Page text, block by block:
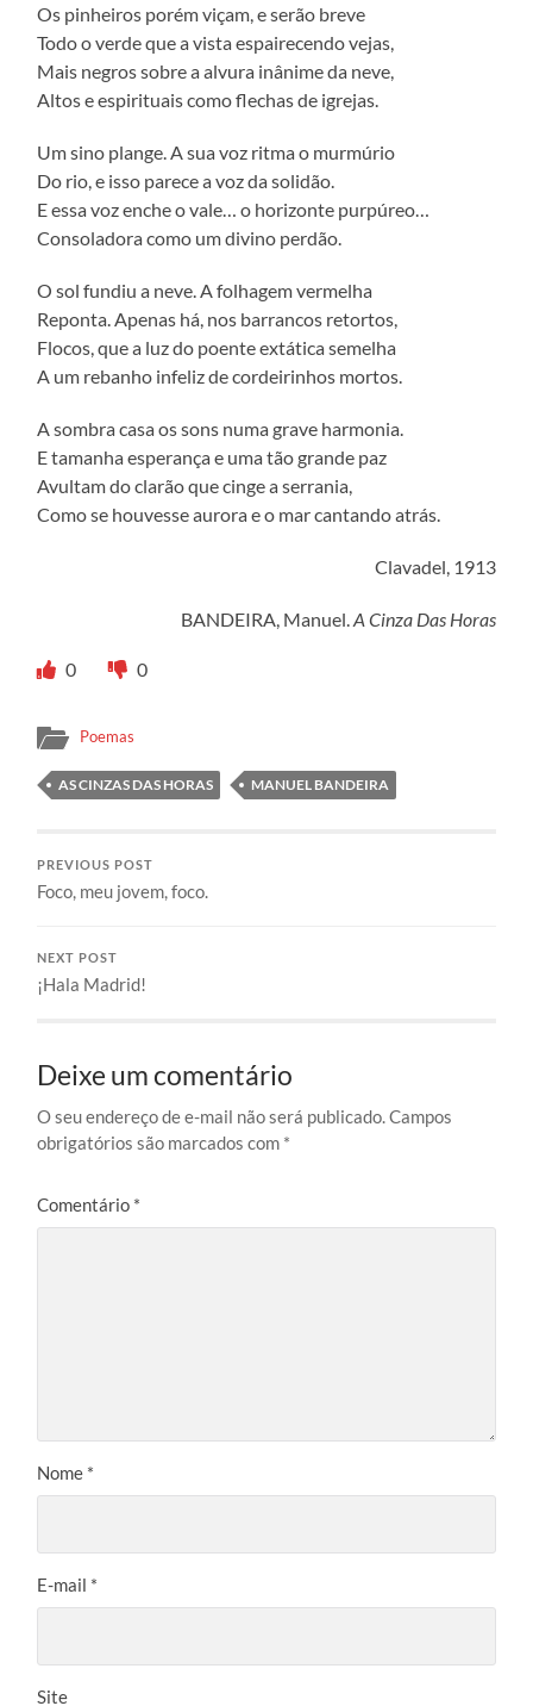
Os pinheiros porém viçam, e serão breve
Todo o verde que a vista espairecendo vejas,
Mais negros sobre a alvura inânime da neve,
Altos e espirituais como flechas de igrejas.
Um sino plange. A sua voz ritma o murmúrio
Do rio, e isso parece a voz da solidão.
E essa voz enche o vale… o horizonte purpúreo…
Consoladora como um divino perdão.
O sol fundiu a neve. A folhagem vermelha
Reponta. Apenas há, nos barrancos retortos,
Flocos, que a luz do poente extática semelha
A um rebanho infeliz de cordeirinhos mortos.
A sombra casa os sons numa grave harmonia.
E tamanha esperança e uma tão grande paz
Avultam do clarão que cinge a serrania,
Como se houvesse aurora e o mar cantando atrás.
Clavadel, 1913
BANDEIRA, Manuel. A Cinza Das Horas
0 0
Poemas
AS CINZAS DAS HORAS MANUEL BANDEIRA
PREVIOUS POST
Foco, meu jovem, foco.
NEXT POST
¡Hala Madrid!
Deixe um comentário
O seu endereço de e-mail não será publicado. Campos
obrigatórios são marcados com *
Comentário *
Nome *
E-mail *
Site